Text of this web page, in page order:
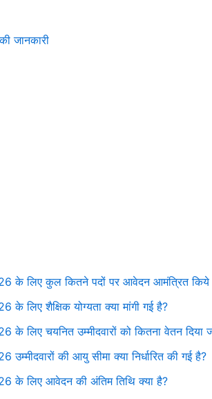
जानकारी
लिए कुल कितने पदों पर आवेदन आमंत्रित किये
शैक्षिक योग्यता क्या मांगी गई है?
चयनित उम्मीदवारों को कितना वेतन दिया
की आयु सीमा क्या निर्धारित की गई है?
लिए आवेदन की अंतिम तिथि क्या है?